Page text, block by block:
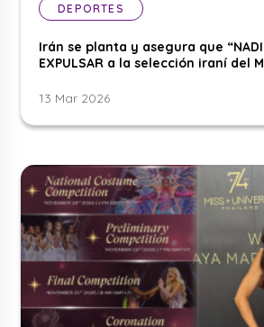
DEPORTES
Irán se planta y asegura que
EXPULSAR a la selección iraní del
13 Mar 2026